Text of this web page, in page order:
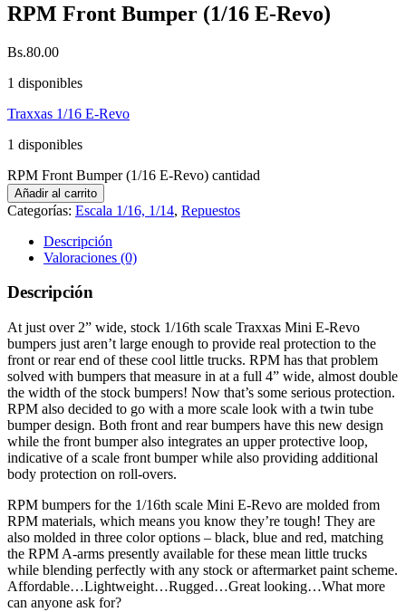
RPM Front Bumper (1/16 E-Revo)
Bs.80.00
1 disponibles
Traxxas 1/16 E-Revo
1 disponibles
RPM Front Bumper (1/16 E-Revo) cantidad
Añadir al carrito
Categorías: Escala 1/16, 1/14, Repuestos
Descripción
Valoraciones (0)
Descripción
At just over 2” wide, stock 1/16th scale Traxxas Mini E-Revo
bumpers just aren’t large enough to provide real protection to the
front or rear end of these cool little trucks. RPM has that problem
solved with bumpers that measure in at a full 4” wide, almost double
the width of the stock bumpers! Now that’s some serious protection.
RPM also decided to go with a more scale look with a twin tube
bumper design. Both front and rear bumpers have this new design
while the front bumper also integrates an upper protective loop,
indicative of a scale front bumper while also providing additional
body protection on roll-overs.
RPM bumpers for the 1/16th scale Mini E-Revo are molded from
RPM materials, which means you know they’re tough! They are
also molded in three color options – black, blue and red, matching
the RPM A-arms presently available for these mean little trucks
while blending perfectly with any stock or aftermarket paint scheme.
Affordable…Lightweight…Rugged…Great looking…What more
can anyone ask for?